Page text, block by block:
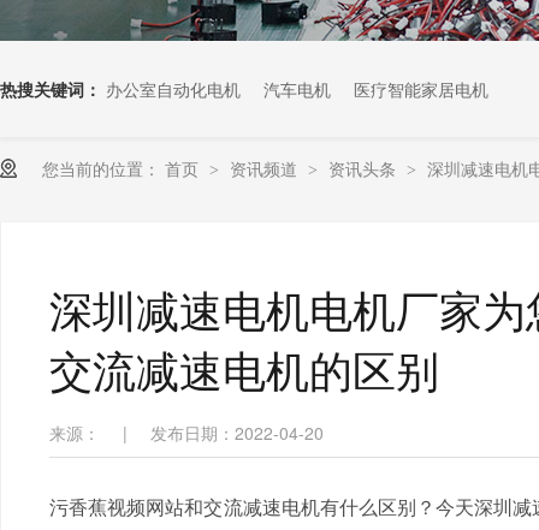
热搜关键词： 办公室自动化电机 汽车电机 医疗智能家居电机
您当前的位置： 首页 > 资讯频道 > 资讯头条 > 深圳减速电机
深圳减速电机电机厂家
交流减速电机的区别
来源： | 发布日期：2022-04-20
污香蕉视频网站和交流减速电机有什么区别？今天深圳